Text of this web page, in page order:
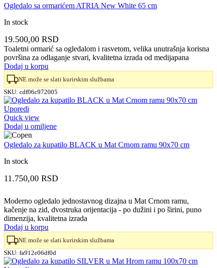
Ogledalo sa ormarićem ATRIA New White 65 cm
In stock
19.500,00 RSD
Toaletni ormarić sa ogledalom i rasvetom, velika unutrašnja korisna
površina za odlaganje stvari, kvalitetna izrada od medijapana
Dodaj u korpu
NE može se slati kurirskim službama
SKU: cdf06c972005
Uporedi
Quick view
Dodaj u omiljene
Ogledalo za kupatilo BLACK u Mat Crnom ramu 90x70 cm
In stock
11.750,00 RSD
Moderno ogledalo jednostavnog dizajna u Mat Crnom ramu,
kačenje na zid, dvostruka orijentacija - po dužini i po širini, puno
dimenzija, kvalitetna izrada
Dodaj u korpu
NE može se slati kurirskim službama
SKU: fa912e06df0d